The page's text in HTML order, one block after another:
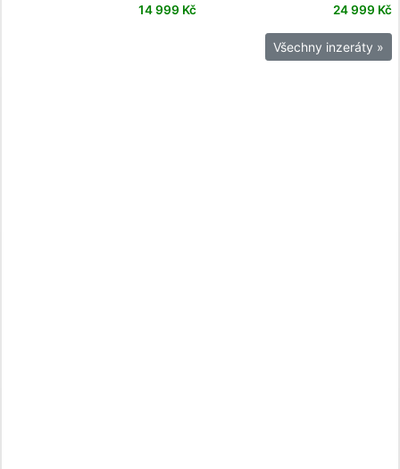
14 999 Kč 24 999 Kč
Všechny inzeráty »